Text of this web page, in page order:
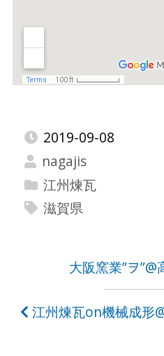
2019-09-08
nagajis
江州煉瓦
滋賀県
ナ
ビ
大阪窯業”ヲ
江州煉瓦on機械成形